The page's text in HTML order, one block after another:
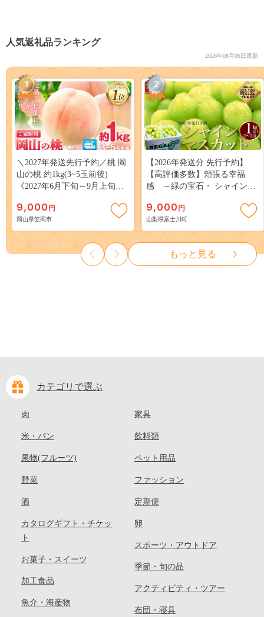
人気返礼品ランキング
2026年08月06日最新
1
＼2027年発送先行予約／桃 岡
山の桃 約1kg(3~5玉前後)
《2027年6月下旬～9月上旬頃
岡山 はくとう スイーツ フル
ーツ 果物 デザート 旬 モモ も
も 先行予約 送料無料 果物 岡
山県 笠岡市 清水白桃 白鳳 白
麗 クール便---
kasaoka_zsy_419_100---
9,000 円
岡山県笠岡市
2
【2026年発送分 先行予約】
【高評価多数】頬張る幸福
感 ～緑の宝石・ シャインマ
３房） フルーツ 山梨県産 果
物 くだもの シャイン マスカ
ット ぶどう ブドウ 葡萄 大粒
種なし 先行予約 富士川町
10000円 一万円 9000円 九千円
9,000 円
山梨県富士川町
もっと見る
カテゴリで選ぶ
肉
米・パン
果物(フルーツ)
野菜
酒
カタログギフト・チケッ
ト
お菓子・スイーツ
加工食品
魚介・海産物
家具
飲料類
ペット用品
ファッション
定期便
卵
スポーツ・アウトドア
季節・旬の品
アクティビティ・ツアー
布団・寝具